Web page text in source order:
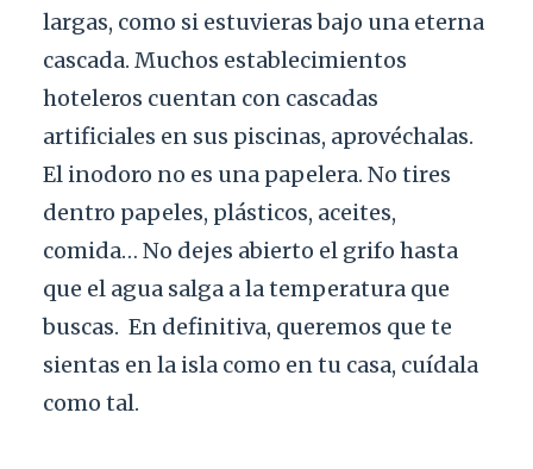
largas, como si estuvieras bajo una eterna
cascada. Muchos establecimientos
hoteleros cuentan con cascadas
artificiales en sus piscinas, aprovéchalas.
El inodoro no es una papelera. No tires
dentro papeles, plásticos, aceites,
comida… No dejes abierto el grifo hasta
que el agua salga a la temperatura que
buscas. En definitiva, queremos que te
sientas en la isla como en tu casa, cuídala
como tal.